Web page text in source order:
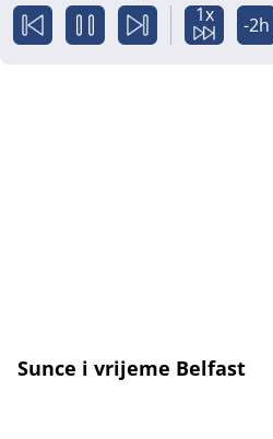
1x -2h
Sunce i vrijeme Belfast